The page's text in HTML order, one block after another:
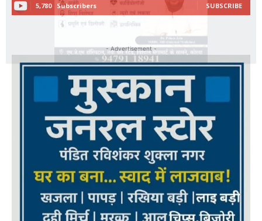
5,780 Subscribers SUBSCRIBE
- Advertisement -